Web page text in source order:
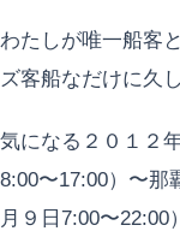
わたしが唯一船客
ズ客船なだけに久
気になる２０１２
8:00〜17:00）〜那
月９日7:00〜22:00